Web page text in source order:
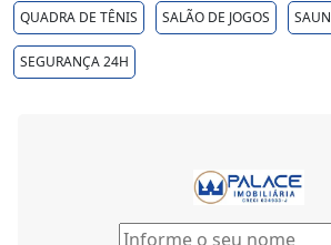
QUADRA DE TÊNIS SALÃO DE JOGOS
SEGURANÇA 24H